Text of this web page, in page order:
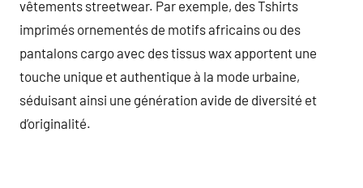
vêtements streetwear. Par exemple, des Tshirts
imprimés ornementés de motifs africains ou des
pantalons cargo avec des tissus wax apportent une
touche unique et authentique à la mode urbaine,
séduisant ainsi une génération avide de diversité et
d’originalité.